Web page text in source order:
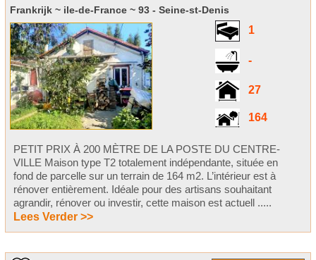
Frankrijk ~ ile-de-France ~ 93 - Seine-st-Denis
1
-
27
164
PETIT PRIX À 200 MÈTRE DE LA POSTE DU CENTRE-
VILLE Maison type T2 totalement indépendante, située en
fond de parcelle sur un terrain de 164 m2. L’intérieur est à
rénover entièrement. Idéale pour des artisans souhaitant
agrandir, rénover ou investir, cette maison est actuell .....
Lees Verder >>